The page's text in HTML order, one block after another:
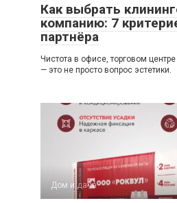
Как выбрать
компанию: 7
партнёра
Чистота в офисе, торговом
— это не просто вопрос эстетики.
Дом и дача